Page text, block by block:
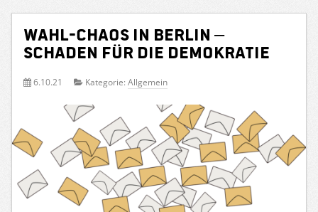
Wahl-Chaos in Berlin –
Schaden für die Demokratie
6.10.21 Kategorie: Allgemein